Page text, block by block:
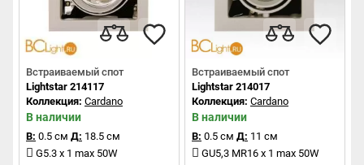
Встраиваемый спот
Lightstar 214117
Коллекция: Cardano
В наличии
В: 0.5 см Д: 18.5 см
G5.3 x 1 max 50W
Встраиваемый спот
Lightstar 214017
Коллекция: Cardano
В наличии
В: 0.5 см Д: 11 см
GU5,3 MR16 x 1 max 50W